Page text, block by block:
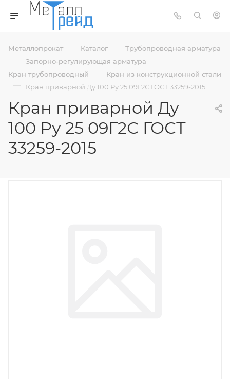
Металлопрокат — Каталог — Трубопроводная арматура
— Запорно-регулирующая арматура —
Кран трубопроводный — Кран из конструкционной стали
— Кран приварной Ду 100 Ру 25 09Г2С ГОСТ 33259-2015
Кран приварной Ду
100 Ру 25 09Г2С ГОСТ
33259-2015